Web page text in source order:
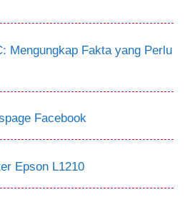
Mengungkap Fakta yang Perlu
Facebook
Epson L1210